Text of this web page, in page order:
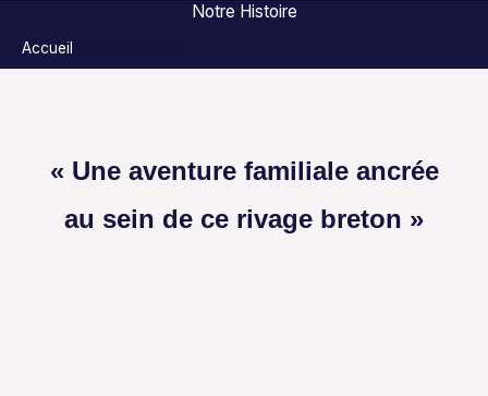
Notre Histoire
Accueil
« Une aventure familiale ancrée
au sein de ce rivage breton »